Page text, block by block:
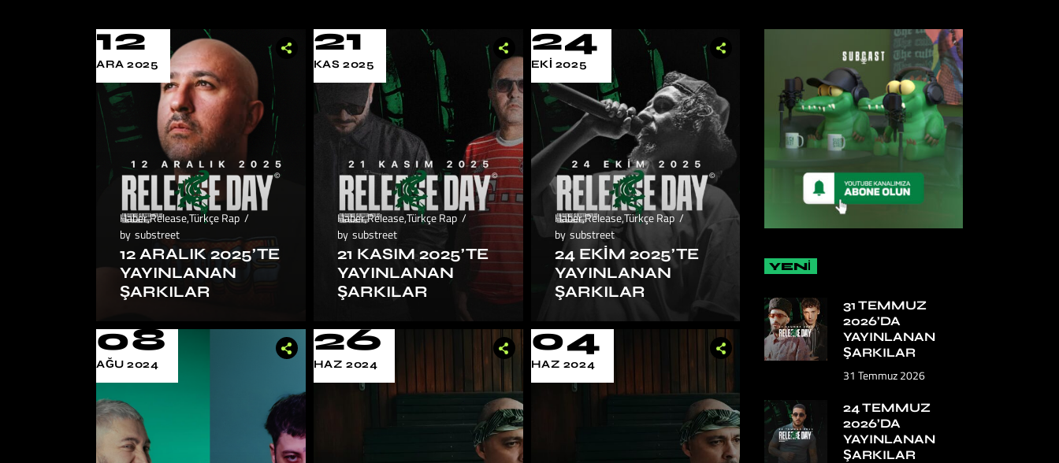
12
ARA 2025
Haber,Release,Türkçe Rap
by substreet
12 ARALIK 2025’TE
YAYINLANAN
ŞARKILAR
21
KAS 2025
Haber,Release,Türkçe Rap
by substreet
21 KASIM 2025’TE
YAYINLANAN
ŞARKILAR
24
EKI 2025
Haber,Release,Türkçe Rap
by substreet
24 EKIM 2025’TE
YAYINLANAN
ŞARKILAR
08
AĞU 2024
26
HAZ 2024
04
HAZ 2024
YENİ
31 TEMMUZ
2026’DA
YAYINLANAN
ŞARKILAR
31 Temmuz 2026
24 TEMMUZ
2026’DA
YAYINLANAN
ŞARKILAR